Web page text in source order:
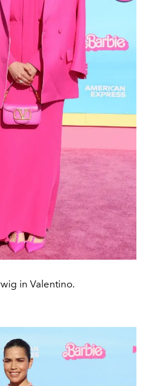
in Valentino.